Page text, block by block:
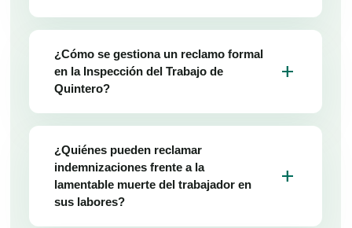
¿Cómo se gestiona un reclamo formal
en la Inspección del Trabajo de
Quintero?
add
¿Quiénes pueden reclamar
indemnizaciones frente a la
lamentable muerte del trabajador en
sus labores?
add